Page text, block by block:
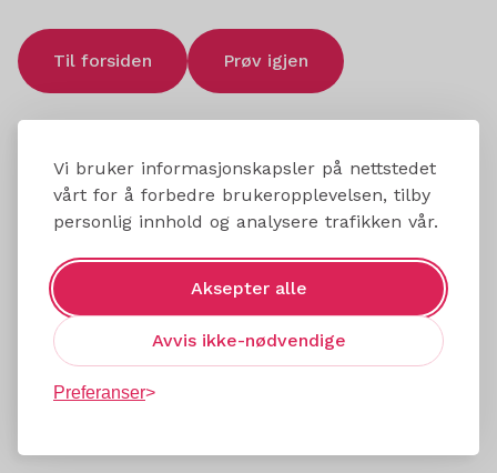
Vi bruker informasjonskapsler på nettstedet
vårt for å forbedre brukeropplevelsen, tilby
personlig innhold og analysere trafikken vår.
Aksepter alle
Avvis ikke-nødvendige
Preferanser
Til forsiden Prøv igjen